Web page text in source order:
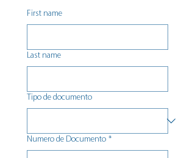
First name
Last name
Tipo de documento
Numero de Documento *